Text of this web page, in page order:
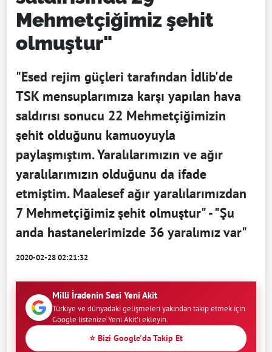
Mehmetçiğimiz şehit
olmuştur"
"Esed rejim güçleri tarafından İdlib'de
TSK mensuplarımıza karşı yapılan hava
saldırısı sonucu 22 Mehmetçiğimizin
şehit olduğunu kamuoyuyla
paylaşmıştım. Yaralılarımızın ve ağır
yaralılarımızın olduğunu da ifade
etmiştim. Maalesef ağır yaralılarımızdan
7 Mehmetçiğimiz şehit olmuştur" - "Şu
anda hastanelerimizde 36 yaralımız var"
2020-02-28 02:21:32
Milli İradenin Sesi Yeni Akit
Türkiye ve dünyadaki gelişmeleri yakından takip etmek için
Google listenize Yeni Akit'i ekleyin.
⭐ Bizi Google'da Takip Et